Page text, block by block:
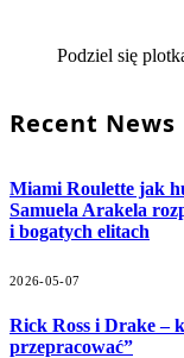
Podziel się
Recent News
Miami Roulette jak
Samuela Arakela
i bogatych elitach
2026-05-07
Rick Ross i Drake –
przepracować”